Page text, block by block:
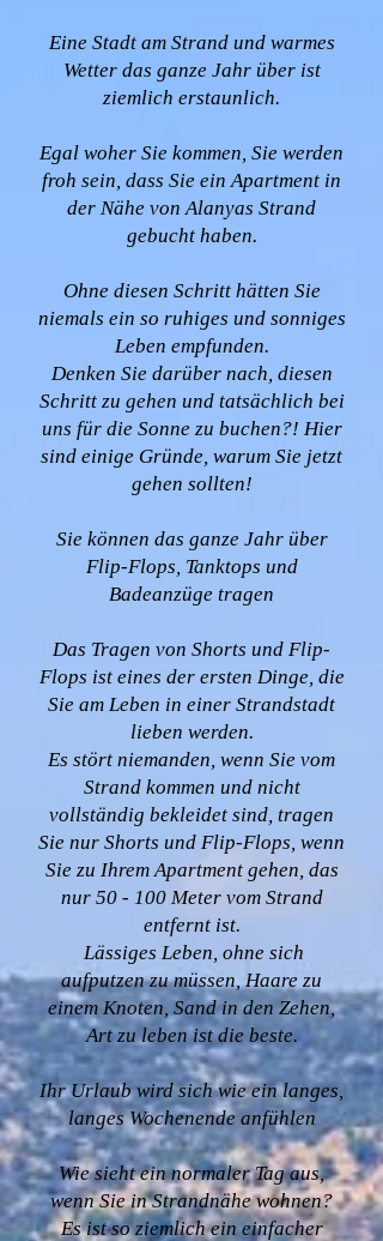
Eine Stadt am Strand und warmes
Wetter das ganze Jahr über ist
ziemlich erstaunlich.
Egal woher Sie kommen, Sie werden
froh sein, dass Sie ein Apartment in
der Nähe von Alanyas Strand
gebucht haben.
Ohne diesen Schritt hätten Sie
niemals ein so ruhiges und sonniges
Leben empfunden.
Denken Sie darüber nach, diesen
Schritt zu gehen und tatsächlich bei
uns für die Sonne zu buchen?! Hier
sind einige Gründe, warum Sie jetzt
gehen sollten!
Sie können das ganze Jahr über
Flip-Flops, Tanktops und
Badeanzüge tragen
Das Tragen von Shorts und Flip-
Flops ist eines der ersten Dinge, die
Sie am Leben in einer Strandstadt
lieben werden.
Es stört niemanden, wenn Sie vom
Strand kommen und nicht
vollständig bekleidet sind, tragen
Sie nur Shorts und Flip-Flops, wenn
Sie zu Ihrem Apartment gehen, das
nur 50 - 100 Meter vom Strand
entfernt ist.
Lässiges Leben, ohne sich
aufputzen zu müssen, Haare zu
einem Knoten, Sand in den Zehen,
Art zu leben ist die beste.
Ihr Urlaub wird sich wie ein langes,
langes Wochenende anfühlen
Wie sieht ein normaler Tag aus,
wenn Sie in Strandnähe wohnen?
Es ist so ziemlich ein einfacher